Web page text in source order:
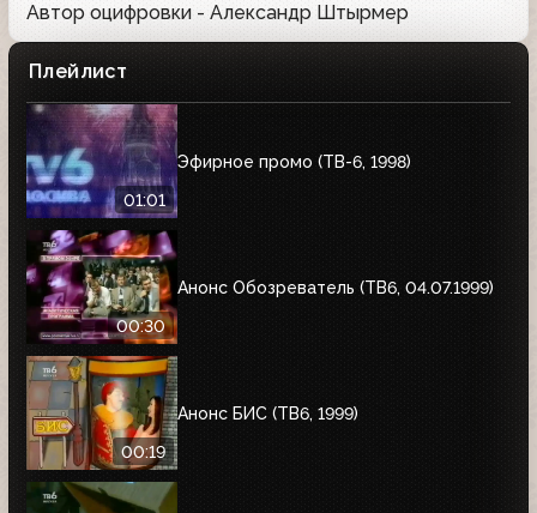
Автор оцифровки - Александр Штырмер
Плейлист
01:01
Эфирное промо (ТВ-6, 1998)
00:30
Анонс Обозреватель (ТВ6, 04.07.1999)
00:19
Анонс БИС (ТВ6, 1999)